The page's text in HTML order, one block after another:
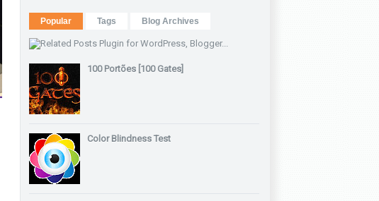
Popular Tags Blog Archives
100 Portões [100 Gates]
Color Blindness Test